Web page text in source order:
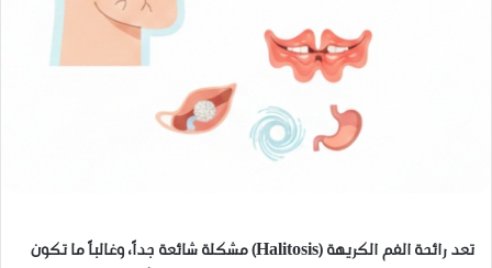
تعد رائحة الفم الكريهة (Halitosis) مشكلة شائعة جداً، وغالباً ما تكون